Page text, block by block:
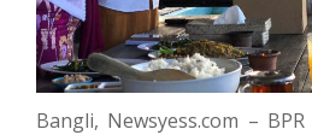
Bangli, Newsyess.com –